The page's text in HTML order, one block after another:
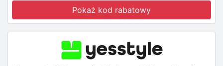
Pokaż kod rabatowy